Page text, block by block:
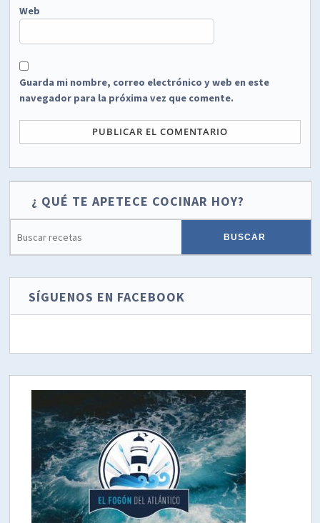
Web
Guarda mi nombre, correo electrónico y web en este
navegador para la próxima vez que comente.
¿ QUÉ TE APETECE COCINAR HOY?
SÍGUENOS EN FACEBOOK